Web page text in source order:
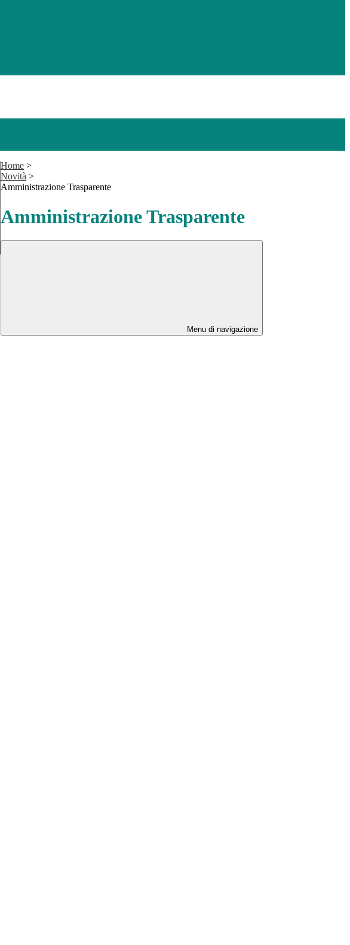
Home >
Novità >
Amministrazione Trasparente
Amministrazione Trasparente
Menu di navigazione